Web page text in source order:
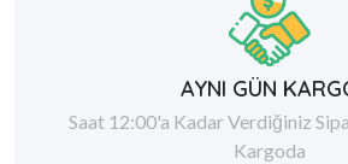
AYNI GÜN
Saat 12:00'a Kadar Verdiğiniz
Kargoda